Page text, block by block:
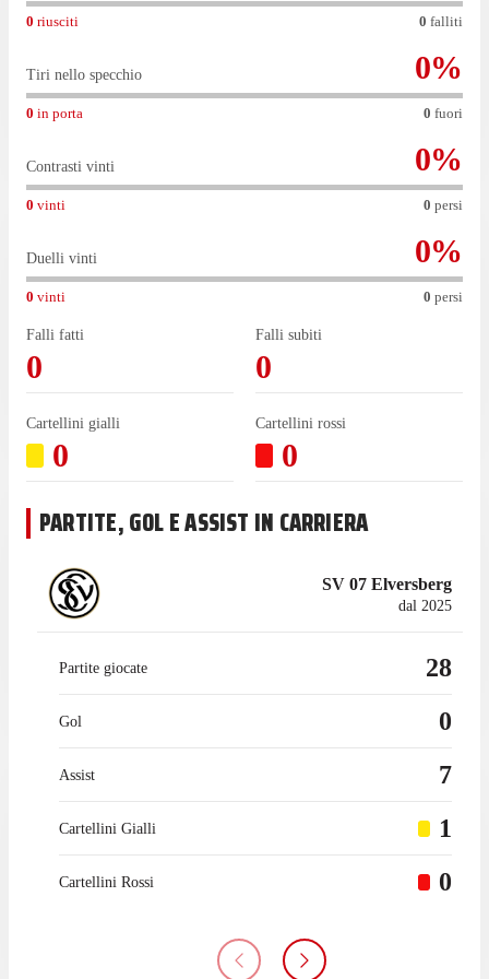
0 riusciti 0 falliti
Tiri nello specchio 0%
0 in porta 0 fuori
Contrasti vinti 0%
0 vinti 0 persi
Duelli vinti 0%
0 vinti 0 persi
Falli fatti
0
Falli subiti
0
Cartellini gialli
0
Cartellini rossi
0
PARTITE, GOL E ASSIST IN CARRIERA
SV 07 Elversberg
dal 2025
Partite giocate 28
Gol 0
Assist 7
Cartellini Gialli 1
Cartellini Rossi 0